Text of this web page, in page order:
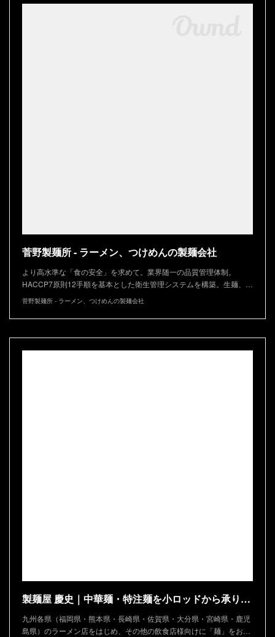
菅野製麺所 - ラーメン、つけめんの製麺会社
より高水準な「食の安全」を求めて。業界随一の品質管理体制。
HACCP7原則12手順を基本とした衛生管理システムを構築。生麺、…
菅野製麺所 - ラーメン、つけめんの製麺会社
製麺屋 慶史｜中華麺・特注麺を小ロッドから承ります
九州各県（福岡県・熊本県・長崎県・佐賀県・大分県・宮崎県・鹿児
島県）のラーメン店をはじめ、その他の飲食店様向けに「麺」をお…